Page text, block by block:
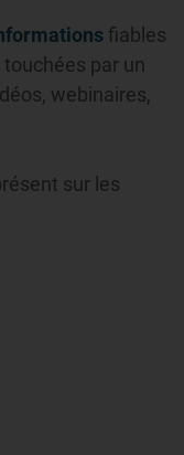
fiables
par un
webinaires,
sur les